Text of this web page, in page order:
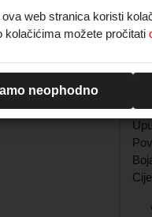
web stranica koristi
kolačićima možete pročitati
neophodno